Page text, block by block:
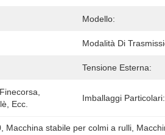
Modello:
Modalità Di
Tensione Esterna:
Ecc.
Imballaggi Particolari:
Macchina stabile per colmi a rulli